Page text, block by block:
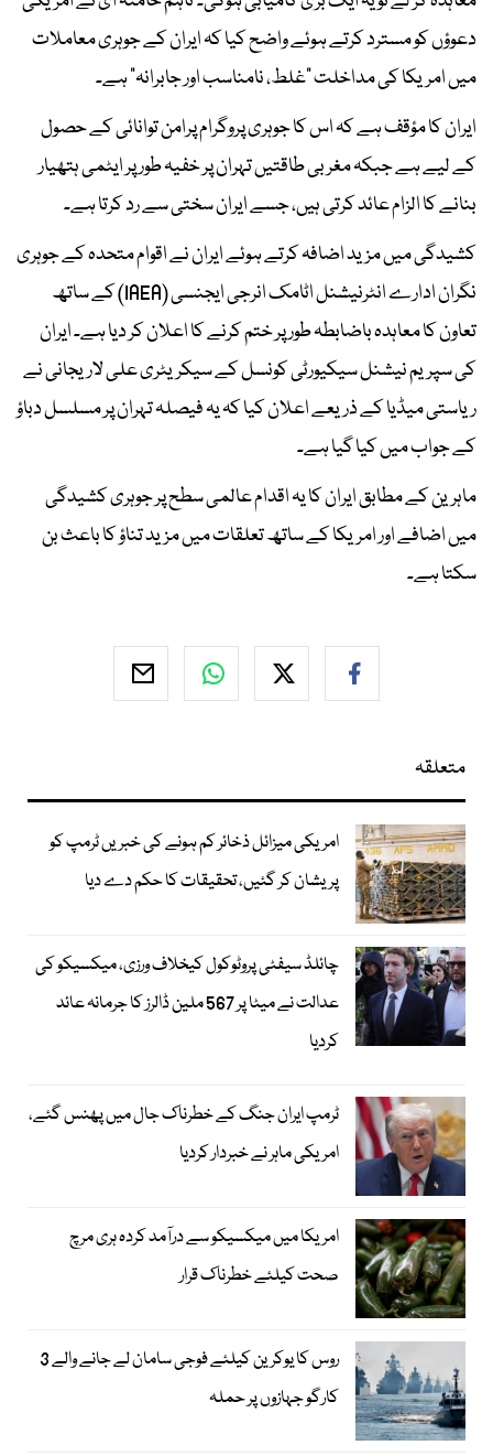
دعوؤں کو مسترد کرتے ہوئے واضح کیا کہ ایران کے جوہری معاملات
میں امریکا کی مداخلت “غلط، نامناسب اور جابرانہ” ہے۔
ایران کا مؤقف ہے کہ اس کا جوہری پروگرام پرامن توانائی کے حصول
کے لیے ہے جبکہ مغربی طاقتیں تہران پر خفیہ طور پر ایٹمی ہتھیار
بنانے کا الزام عائد کرتی ہیں، جسے ایران سختی سے رد کرتا ہے۔
کشیدگی میں مزید اضافہ کرتے ہوئے ایران نے اقوام متحدہ کے جوہری
نگران ادارے انٹرنیشنل اٹامک انرجی ایجنسی (IAEA) کے ساتھ
تعاون کا معاہدہ باضابطہ طور پر ختم کرنے کا اعلان کر دیا ہے۔ ایران
کی سپریم نیشنل سیکیورٹی کونسل کے سیکریٹری علی لاریجانی نے
ریاستی میڈیا کے ذریعے اعلان کیا کہ یہ فیصلہ تہران پر مسلسل دباؤ
کے جواب میں کیا گیا ہے۔
ماہرین کے مطابق ایران کا یہ اقدام عالمی سطح پر جوہری کشیدگی
میں اضافے اور امریکا کے ساتھ تعلقات میں مزید تناؤ کا باعث بن
سکتا ہے۔
متعلقہ
امریکی میزائل ذخائر کم ہونے کی خبریں ٹرمپ کو
پریشان کر گئیں، تحقیقات کا حکم دے دیا
چائلڈ سیفٹی پروٹوکول کیخلاف ورزی، میکسیکو کی
عدالت نے میٹا پر 567 ملین ڈالرز کا جرمانہ عائد
کردیا
ٹرمپ ایران جنگ کے خطرناک جال میں پھنس گئے،
امریکی ماہر نے خبردار کردیا
امریکا میں میکسیکو سے درآمد کردہ ہری مرچ
صحت کیلئے خطرناک قرار
روس کا یوکرین کیلئے فوجی سامان لے جانے والے 3
کارگو جہازوں پر حملہ